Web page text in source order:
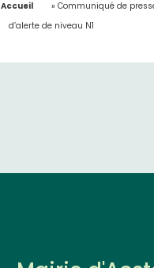
Accueil » Communiqué de
d’alerte de niveau N1